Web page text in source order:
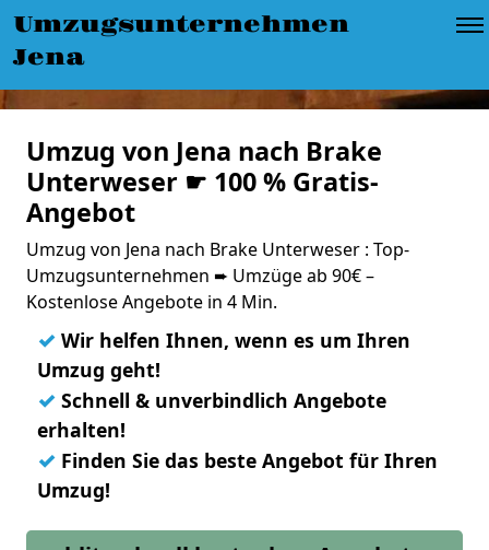
Umzugsunternehmen
Jena
Umzug von Jena nach Brake
Unterweser ☛ 100 % Gratis-
Angebot
Umzug von Jena nach Brake Unterweser : Top-
Umzugsunternehmen ➨ Umzüge ab 90€ –
Kostenlose Angebote in 4 Min.
✓ Wir helfen Ihnen, wenn es um Ihren
Umzug geht!
✓ Schnell & unverbindlich Angebote
erhalten!
✓ Finden Sie das beste Angebot für Ihren
Umzug!